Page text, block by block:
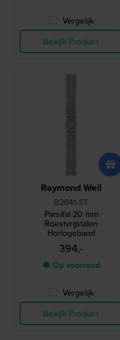
Vergelijk
Bekijk Product
Raymond Weil
B2841-ST
Parsifal 20 mm
Roestvrijstalen
Horlogeband
394,-
● Op voorraad
Vergelijk
Bekijk Product